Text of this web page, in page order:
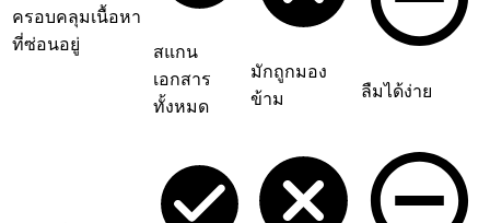
ครอบคลุมเนื้อหา
ที่ซ่อนอยู่
สแกน
เอกสาร
ทั้งหมด
มักถูกมอง
ข้าม
ลืมได้ง่าย